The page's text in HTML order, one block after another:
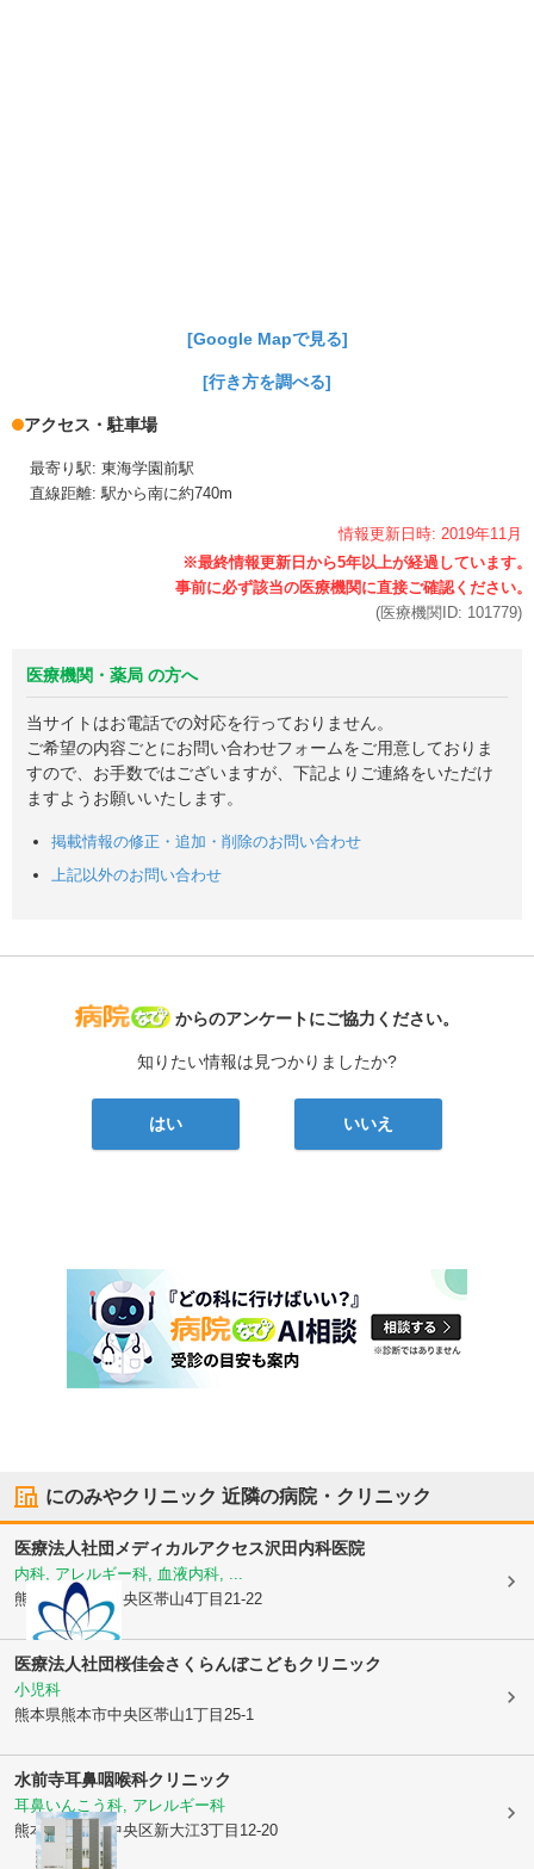
[Google Mapで見る]
[行き方を調べる]
アクセス・駐車場
最寄り駅: 東海学園前駅
直線距離: 駅から南に約740m
情報更新日時: 2019年11月
(医療機関ID: 101779)
医療機関・薬局 の方へ
当サイトはお電話での対応を行っておりません。
ご希望の内容ごとにお問い合わせフォームをご用意しておりま
すので、お手数ではございますが、下記よりご連絡をいただけ
ますようお願いいたします。
掲載情報の修正・追加・削除のお問い合わせ
上記以外のお問い合わせ
病院なび
からのアンケートにご協力ください。
知りたい情報は見つかりましたか?
はい いいえ
にのみやクリニック 近隣の病院・クリニック
医療法人社団メディカルアクセス沢田内科医院
内科, アレルギー科, 血液内科, ...
熊本県熊本市中央区帯山4丁目21-22
医療法人社団桜佳会さくらんぼこどもクリニック
小児科
熊本県熊本市中央区帯山1丁目25-1
水前寺耳鼻咽喉科クリニック
耳鼻いんこう科, アレルギー科
熊本県熊本市中央区新大江3丁目12-20